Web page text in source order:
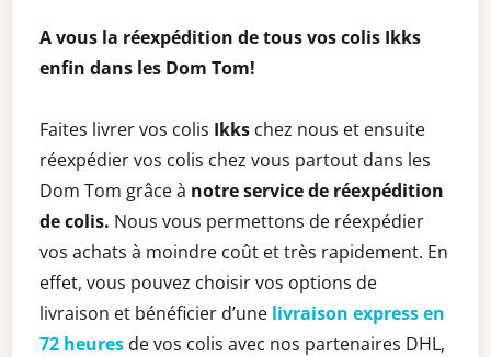
A vous la réexpédition de tous vos colis Ikks
enfin dans les Dom Tom!
Faites livrer vos colis Ikks chez nous et ensuite
réexpédier vos colis chez vous partout dans les
Dom Tom grâce à notre service de réexpédition
de colis. Nous vous permettons de réexpédier
vos achats à moindre coût et très rapidement. En
effet, vous pouvez choisir vos options de
livraison et bénéficier d’une livraison express en
72 heures de vos colis avec nos partenaires DHL,